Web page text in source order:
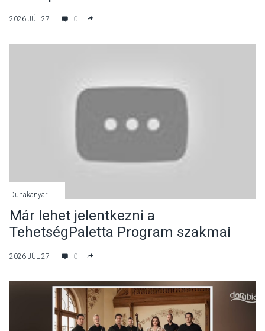
2026 JÚL 27 0
Dunakanyar
Már lehet jelentkezni a
TehetségPaletta Program szakmai
táboraira
2026 JÚL 27 0